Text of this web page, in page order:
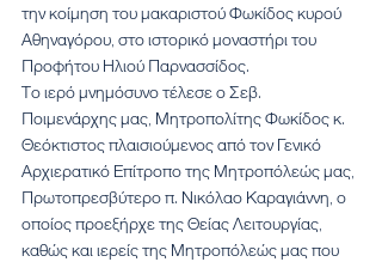
την κοίμηση του μακαριστού Φωκίδος κυρού
Αθηναγόρου, στο ιστορικό μοναστήρι του
Προφήτου Ηλιού Παρνασσίδος.
Το ιερό μνημόσυνο τέλεσε ο Σεβ.
Ποιμενάρχης μας, Μητροπολίτης Φωκίδος κ.
Θεόκτιστος πλαισιούμενος από τον Γενικό
Αρχιερατικό Επίτροπο της Μητροπόλεώς μας,
Πρωτοπρεσβύτερο π. Νικόλαο Καραγιάννη, ο
οποίος προεξήρχε της Θείας Λειτουργίας,
καθώς και ιερείς της Μητροπόλεώς μας που